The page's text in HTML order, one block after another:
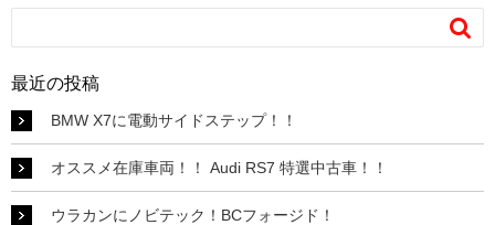

最近の投稿
BMW X7に電動サイドステップ！！
オススメ在庫車両！！ Audi RS7 特選中古車！！
ウラカンにノビテック！BCフォージド！